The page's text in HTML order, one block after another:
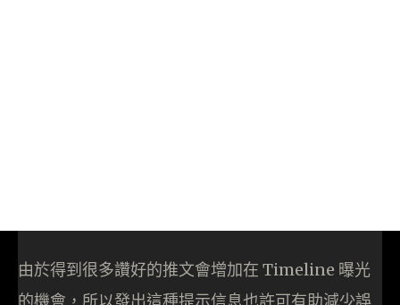
由於得到很多讚好的推文會增加在 Timeline 曝光